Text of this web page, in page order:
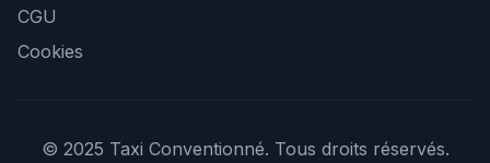
CGU
Cookies
© 2025 Taxi Conventionné. Tous droits réservés.